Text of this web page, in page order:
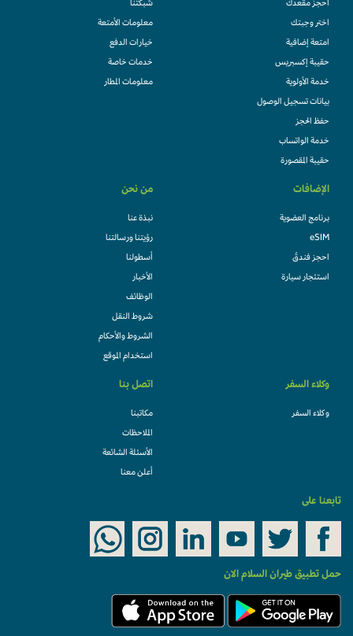
احجز مقعدك
اختر وجبتك
امتعة إضافية
حقيبة إكسبريس
خدمة الأولوية
بيانات تسجيل الوصول
حفظ الحجز
خدمة الواتساب
حقيبة المقصورة
شبكتنا
معلومات الأمتعة
خيارات الدفع
خدمات خاصة
معلومات المطار
الإضافات
برنامج العضوية
eSIM
احجز فندقً
استئجار سيارة
من نحن
نبذة عنا
رؤيتنا ورسالتنا
أسطولنا
الأخبار
الوظائف
شروط النقل
الشروط والأحكام
استخدام الموقع
وكلاء السفر
وكلاء السفر
اتصل بنا
مكاتبنا
الملاحظات
الأسئلة الشائعة
أعلن معنا
تابعنا على
حمل تطبيق طيران السلام الان